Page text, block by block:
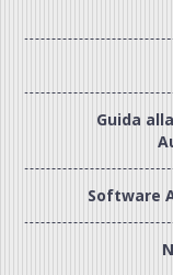
Guida
Software